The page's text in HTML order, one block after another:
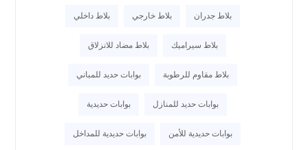
بلاط جدران بلاط خارجي بلاط داخلي
بلاط سيراميك بلاط مضاد للانزلاق
بلاط مقاوم للرطوبة بوابات حديد للمباني
بوابات حديد للمنازل بوابات حديدية
بوابات حديدية للأمن بوابات حديدية للمداخل